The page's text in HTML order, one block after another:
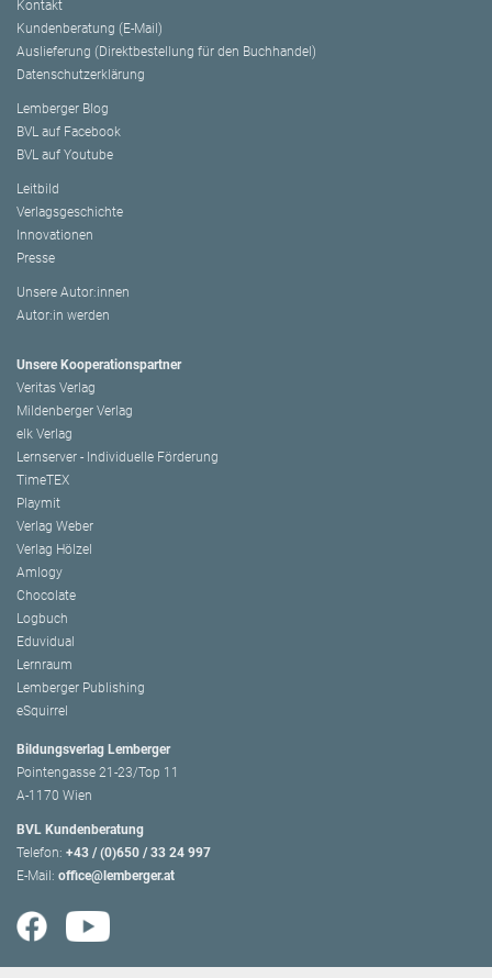
Kontakt
Kundenberatung (E-Mail)
Auslieferung (Direktbestellung für den Buchhandel)
Datenschutzerklärung
Lemberger Blog
BVL auf Facebook
BVL auf Youtube
Leitbild
Verlagsgeschichte
Innovationen
Presse
Unsere Autor:innen
Autor:in werden
Unsere Kooperationspartner
Veritas Verlag
Mildenberger Verlag
elk Verlag
Lernserver - Individuelle Förderung
TimeTEX
Playmit
Verlag Weber
Verlag Hölzel
Amlogy
Chocolate
Logbuch
Eduvidual
Lernraum
Lemberger Publishing
eSquirrel
Bildungsverlag Lemberger
Pointengasse 21-23/Top 11
A-1170 Wien
BVL Kundenberatung
Telefon: +43 / (0)650 / 33 24 997
E-Mail: office@lemberger.at